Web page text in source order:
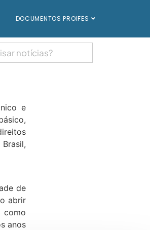
DOCUMENTOS PROIFES
e
de
abrir
como
anos